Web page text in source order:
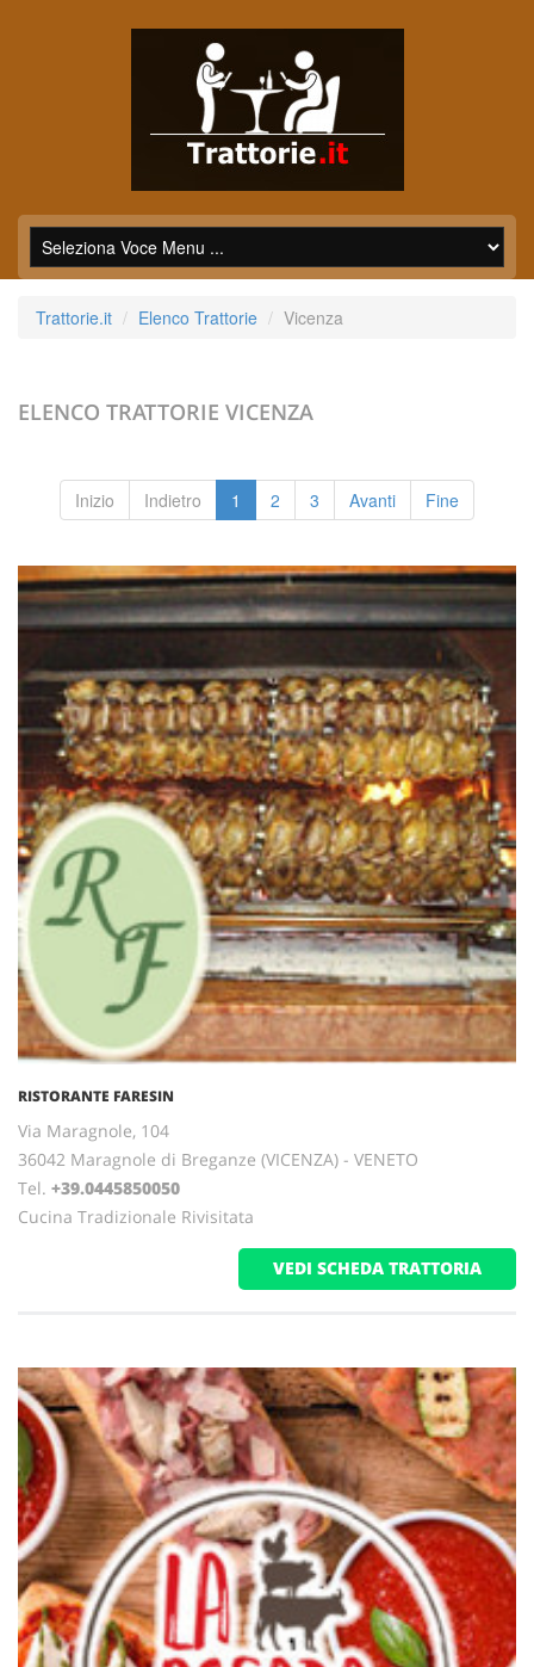
Trattorie.it Elenco Trattorie Vicenza
ELENCO TRATTORIE VICENZA
Inizio Indietro 1 2 3 Avanti Fine
RISTORANTE FARESIN
Via Maragnole, 104
36042 Maragnole di Breganze (VICENZA) - VENETO
Tel. +39.0445850050
Cucina Tradizionale Rivisitata
VEDI SCHEDA TRATTORIA